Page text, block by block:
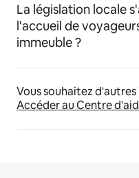
La législation locale
l'accueil de
immeuble ?
Vous souhaitez
Accéder au Centre